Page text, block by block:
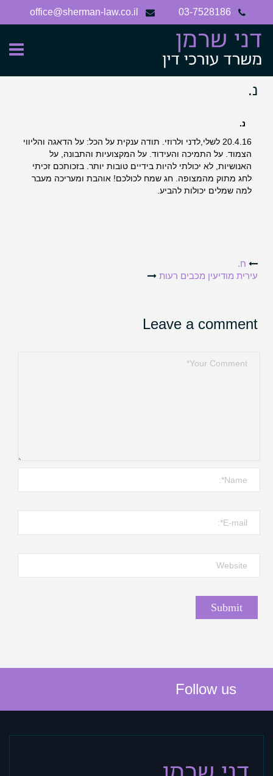
03-7528186
office@sherman-law.co.il
נ.
נ.
20.4.16 לשלי,לדני ולרוזי. תודה ענקית על הכל: על הדאגה והליווי
הצמוד. על התמיכה והעידוד. על המקצועיות והתבונה, על
האנושיות, לא יכולתי להיות בידיים טובות יותר. בזכותכם זכיתי
לחג מתוק מהמצופה. חג שמח לכולכם! אוהבת ומעריכה מעבר
למה שמלים יכולות להביע.
Post
ח.
עירית מודיעין מכבים רעות
Leave a comment
Follow us